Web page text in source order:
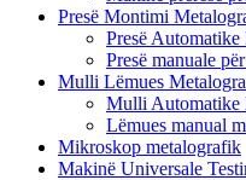
Presë Montimi
Presë
Presë manuale
Mulli Lëmues
Mulli Automatike
Lëmues manual
Mikroskop metalografik
Makinë Universale